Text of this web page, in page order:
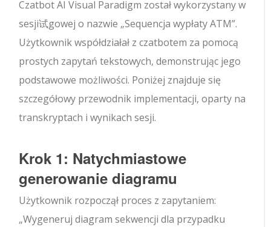
Czatbot AI Visual Paradigm został wykorzystany w
sesji试gowej o nazwie „Sequencja wypłaty ATM”.
Użytkownik współdziałał z czatbotem za pomocą
prostych zapytań tekstowych, demonstrując jego
podstawowe możliwości. Poniżej znajduje się
szczegółowy przewodnik implementacji, oparty na
transkryptach i wynikach sesji.
Krok 1: Natychmiastowe
generowanie diagramu
Użytkownik rozpoczął proces z zapytaniem:
„Wygeneruj diagram sekwencji dla przypadku